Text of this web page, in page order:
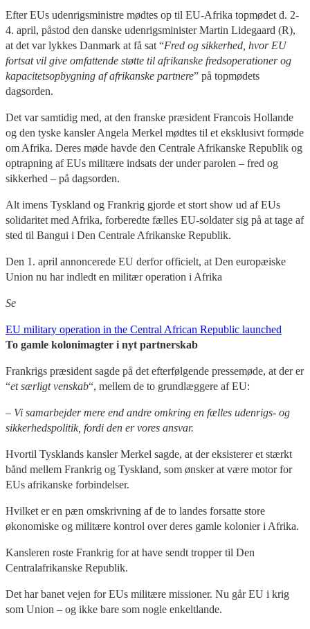
Efter EUs udenrigsministre mødtes op til EU-Afrika topmødet d. 2-
4. april, påstod den danske udenrigsminister Martin Lidegaard (R),
at det var lykkes Danmark at få sat “Fred og sikkerhed, hvor EU
fortsat vil give omfattende støtte til afrikanske fredsoperationer og
kapacitetsopbygning af afrikanske partnere” på topmødets
dagsorden.
Det var samtidig med, at den franske præsident Francois Hollande
og den tyske kansler Angela Merkel mødtes til et eksklusivt formøde
om Afrika. Deres møde havde den Centrale Afrikanske Republik og
optrapning af EUs militære indsats der under parolen – fred og
sikkerhed – på dagsorden.
Alt imens Tyskland og Frankrig gjorde et stort show ud af EUs
solidaritet med Afrika, forberedte fælles EU-soldater sig på at tage af
sted til Bangui i Den Centrale Afrikanske Republik.
Den 1. april annoncerede EU derfor officielt, at Den europæiske
Union nu har indledt en militær operation i Afrika
Se
EU military operation in the Central African Republic launched
To gamle kolonimagter i nyt partnerskab
Frankrigs præsident sagde på det efterfølgende pressemøde, at der er
“et særligt venskab“, mellem de to grundlæggere af EU:
– Vi samarbejder mere end andre omkring en fælles udenrigs- og
sikkerhedspolitik, fordi den er vores ansvar.
Hvortil Tysklands kansler Merkel sagde, at der eksisterer et stærkt
bånd mellem Frankrig og Tyskland, som ønsker at være motor for
EUs afrikanske forbindelser.
Hvilket er en pæn omskrivning af de to landes forsatte store
økonomiske og militære kontrol over deres gamle kolonier i Afrika.
Kansleren roste Frankrig for at have sendt tropper til Den
Centralafrikanske Republik.
Det har banet vejen for EUs militære missioner. Nu går EU i krig
som Union – og ikke bare som nogle enkeltlande.